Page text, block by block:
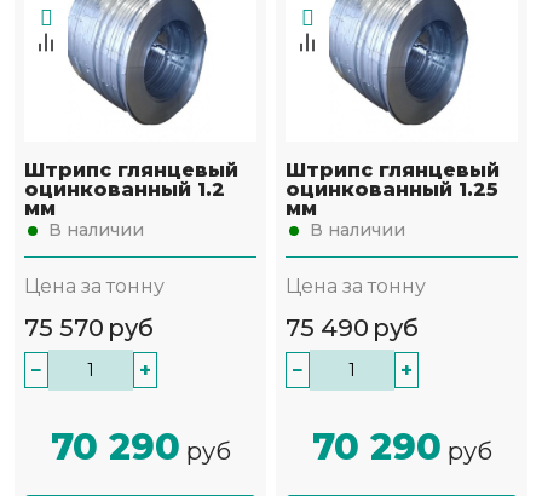
Штрипс глянцевый
оцинкованный 1.2
мм
В наличии
Цена за тонну
75 570 руб
− +
70 290 руб
Штрипс глянцевый
оцинкованный 1.25
мм
В наличии
Цена за тонну
75 490 руб
− +
70 290 руб